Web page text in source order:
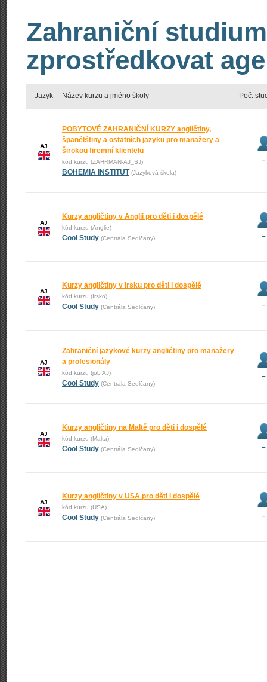
Zahraniční
zprostředkovat
Jazyk Název kurzu a jméno školy Poč.
AJ
POBYTOVÉ ZAHRANIČNÍ KURZY angličtiny,
španělštiny a ostatních jazyků pro manažery a
širokou firemní klientelu
kód kurzu (ZAHRMAN-AJ_SJ)
BOHEMIA INSTITUT (Jazyková škola)
–
AJ
Kurzy angličtiny v Anglii pro děti i dospělé
kód kurzu (Anglie)
Cool Study (Centrála Sedlčany) –
AJ
Kurzy angličtiny v Irsku pro děti i dospělé
kód kurzu (Irsko)
Cool Study (Centrála Sedlčany) –
AJ
Zahraniční jazykové kurzy angličtiny pro manažery
a profesionály
kód kurzu (job AJ)
Cool Study (Centrála Sedlčany)
–
AJ
Kurzy angličtiny na Maltě pro děti i dospělé
kód kurzu (Malta)
Cool Study (Centrála Sedlčany) –
AJ
Kurzy angličtiny v USA pro děti i dospělé
kód kurzu (USA)
Cool Study (Centrála Sedlčany) –